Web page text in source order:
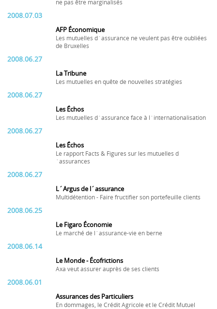
ne pas être marginalisés
2008.07.03
AFP Économique
Les mutuelles d´assurance ne veulent pas être oubliées
de Bruxelles
2008.06.27
La Tribune
Les mutuelles en quête de nouvelles stratégies
2008.06.27
Les Échos
Les mutuelles d´assurance face à l´internationalisation
2008.06.27
Les Échos
Le rapport Facts & Figures sur les mutuelles d
´assurances
2008.06.27
L´Argus de l´assurance
Multidétention - Faire fructifier son portefeuille clients
2008.06.25
Le Figaro Économie
Le marché de l´assurance-vie en berne
2008.06.14
Le Monde - Écofrictions
Axa veut assurer auprès de ses clients
2008.06.01
Assurances des Particuliers
En dommages, le Crédit Agricole et le Crédit Mutuel